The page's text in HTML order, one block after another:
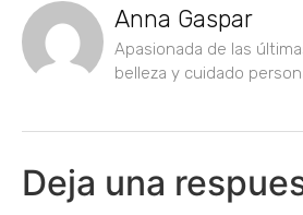
Anna Gaspar
Apasionada de las
belleza y cuidado
Deja una